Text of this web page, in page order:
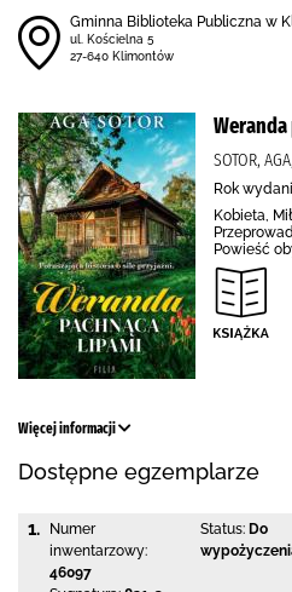
Gminna Biblioteka Publiczna w
ul. Kościelna 5
27-640 Klimontów
SOTOR,
Rok
Kobieta,
Powieść
Więcej informacji
Dostępne egzemplarze
1.
Numer
inwentarzowy:
46097
Status: Do